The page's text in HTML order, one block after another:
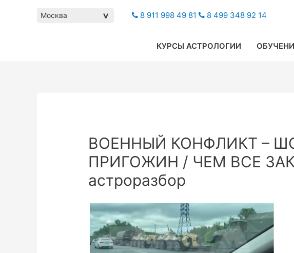
Москва > 8 911 998 49 81 8 499 348 92 14
КУРСЫ АСТРОЛОГИИ
ВОЕННЫЙ КОНФЛИКТ –
ПРИГОЖИН / ЧЕМ ВСЕ
астроразбор